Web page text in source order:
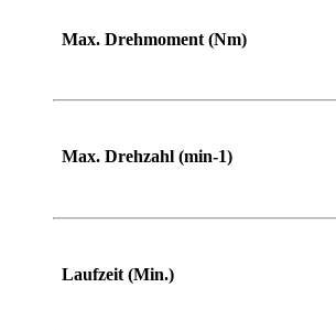
Max. Drehmoment (Nm)
Max. Drehzahl (min-1)
Laufzeit (Min.)